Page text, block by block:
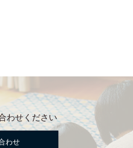
わせください
わせ